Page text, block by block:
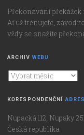
Překonávání překážek
Ať už trénujete,
vždy se snažíte
ARCHIV WEBU
Archiv
KORESPONDENČNÍ
Nupacká 112, Nupaky
Česká republika